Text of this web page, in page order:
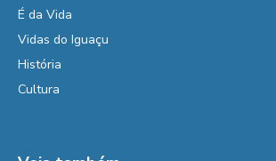
É da Vida
Vidas do Iguaçu
História
Cultura